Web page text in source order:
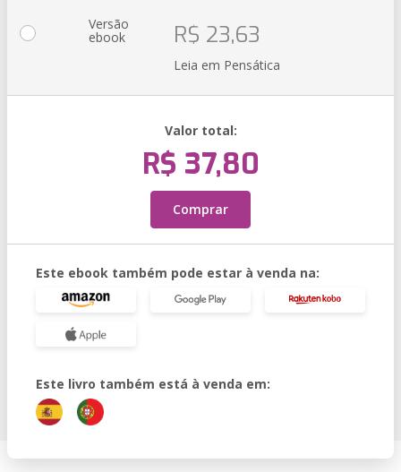
Versão
ebook R$ 23,63
Leia em Pensática
Valor total:
R$ 37,80
Comprar
Este ebook também pode estar à venda na:
Este livro também está à venda em: